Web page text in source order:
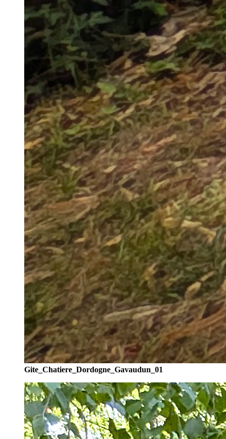
Gite_Chatiere_Dordogne_Gavaudun_01